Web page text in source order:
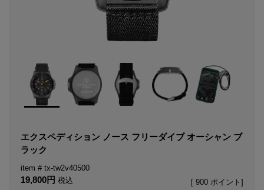
エクスペディション ノース フリーダイブ オーシャン ブ
ラック
tx-tw2v40500
19,800 税込 [ 900 ポイント]